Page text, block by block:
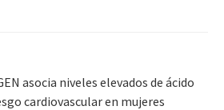
asocia niveles elevados de ácido
cardiovascular en mujeres